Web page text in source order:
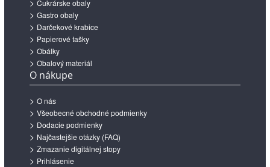
Cukrárske obaly
Gastro obaly
Darčekové krabice
Papierové tašky
Obálky
Obalový materiál
O nákupe
O nás
Všeobecné obchodné podmienky
Dodacie podmienky
Najčastejšie otázky (FAQ)
Zmazanie digitálnej stopy
Prihlásenie